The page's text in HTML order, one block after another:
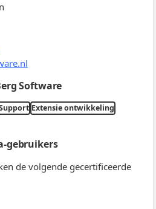
Software
Extensie ontwikkeling
gebruikers
de volgende gecertificeerde